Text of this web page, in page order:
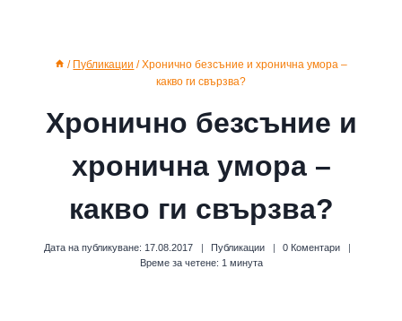
/ Публикации / Хронично безсъние и хронична умора –
какво ги свързва?
Хронично безсъние и
хронична умора –
какво ги свързва?
Дата на публикуване: 17.08.2017 Публикации
0 Коментари
Време за четене: 1 минута